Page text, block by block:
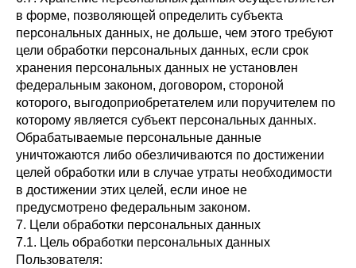
в форме, позволяющей определить субъекта
персональных данных, не дольше, чем этого требуют
цели обработки персональных данных, если срок
хранения персональных данных не установлен
федеральным законом, договором, стороной
которого, выгодоприобретателем или поручителем по
которому является субъект персональных данных.
Обрабатываемые персональные данные
уничтожаются либо обезличиваются по достижении
целей обработки или в случае утраты необходимости
в достижении этих целей, если иное не
предусмотрено федеральным законом.
7. Цели обработки персональных данных
7.1. Цель обработки персональных данных
Пользователя: